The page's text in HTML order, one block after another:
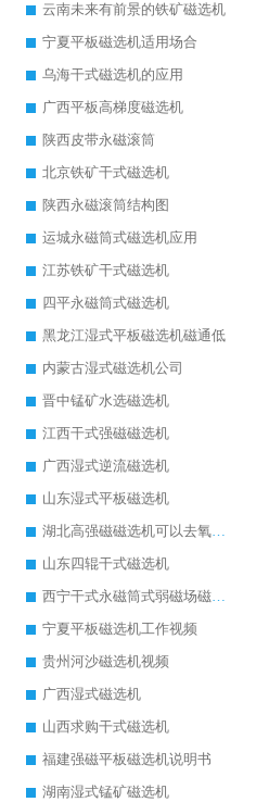
云南未来有前景的铁矿磁选机
宁夏平板磁选机适用场合
乌海干式磁选机的应用
广西平板高梯度磁选机
陕西皮带永磁滚筒
北京铁矿干式磁选机
陕西永磁滚筒结构图
运城永磁筒式磁选机应用
江苏铁矿干式磁选机
四平永磁筒式磁选机
黑龙江湿式平板磁选机磁通低
内蒙古湿式磁选机公司
晋中锰矿水选磁选机
江西干式强磁磁选机
广西湿式逆流磁选机
山东湿式平板磁选机
湖北高强磁磁选机可以去氧化铝
山东四辊干式磁选机
西宁干式永磁筒式弱磁场磁选机结构图
宁夏平板磁选机工作视频
贵州河沙磁选机视频
广西湿式磁选机
山西求购干式磁选机
福建强磁平板磁选机说明书
湖南湿式锰矿磁选机